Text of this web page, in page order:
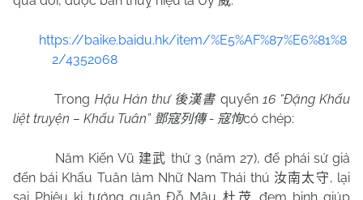
https://baike.baidu.hk/item/%E5%AF%87%E6%81%8
2/4352068
Trong Hậu Hán thư 後漢書quyển 16 “Đặng Khấu
liệt truyện – Khấu Tuân” 鄧寇列傳- 寇恂có chép:
Năm Kiến Vũ 建武 thứ 3 (năm 27), đế phái sứ giả
đến bái Khấu Tuân làm Nhữ Nam Thái thú 汝南太守, lại
杜茂